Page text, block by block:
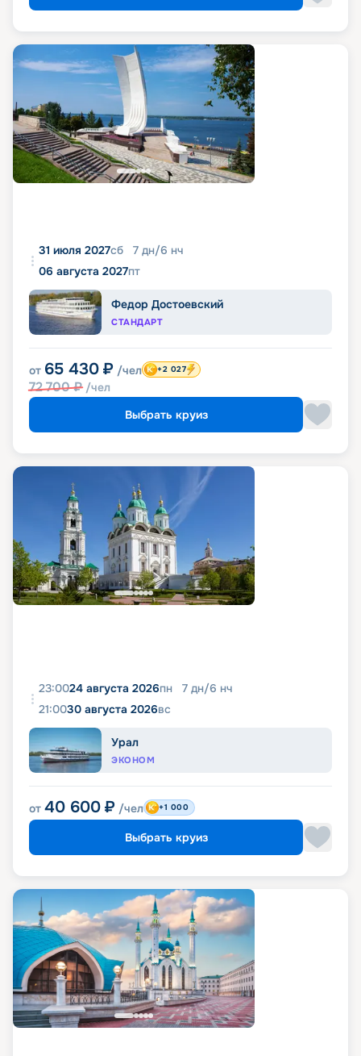
31 июля 2027сб 7 дн/6 нч
06 августа 2027пт
Федор Достоевский
СТАНДАРТ
от 65 430 ₽ /чел
72 700₽ /чел
+2 027
Выбрать круиз
23:0024 августа 2026пн 7 дн/6 нч
21:0030 августа 2026вс
Урал
ЭКОНОМ
от 40 600 ₽ /чел +1 000
Выбрать круиз